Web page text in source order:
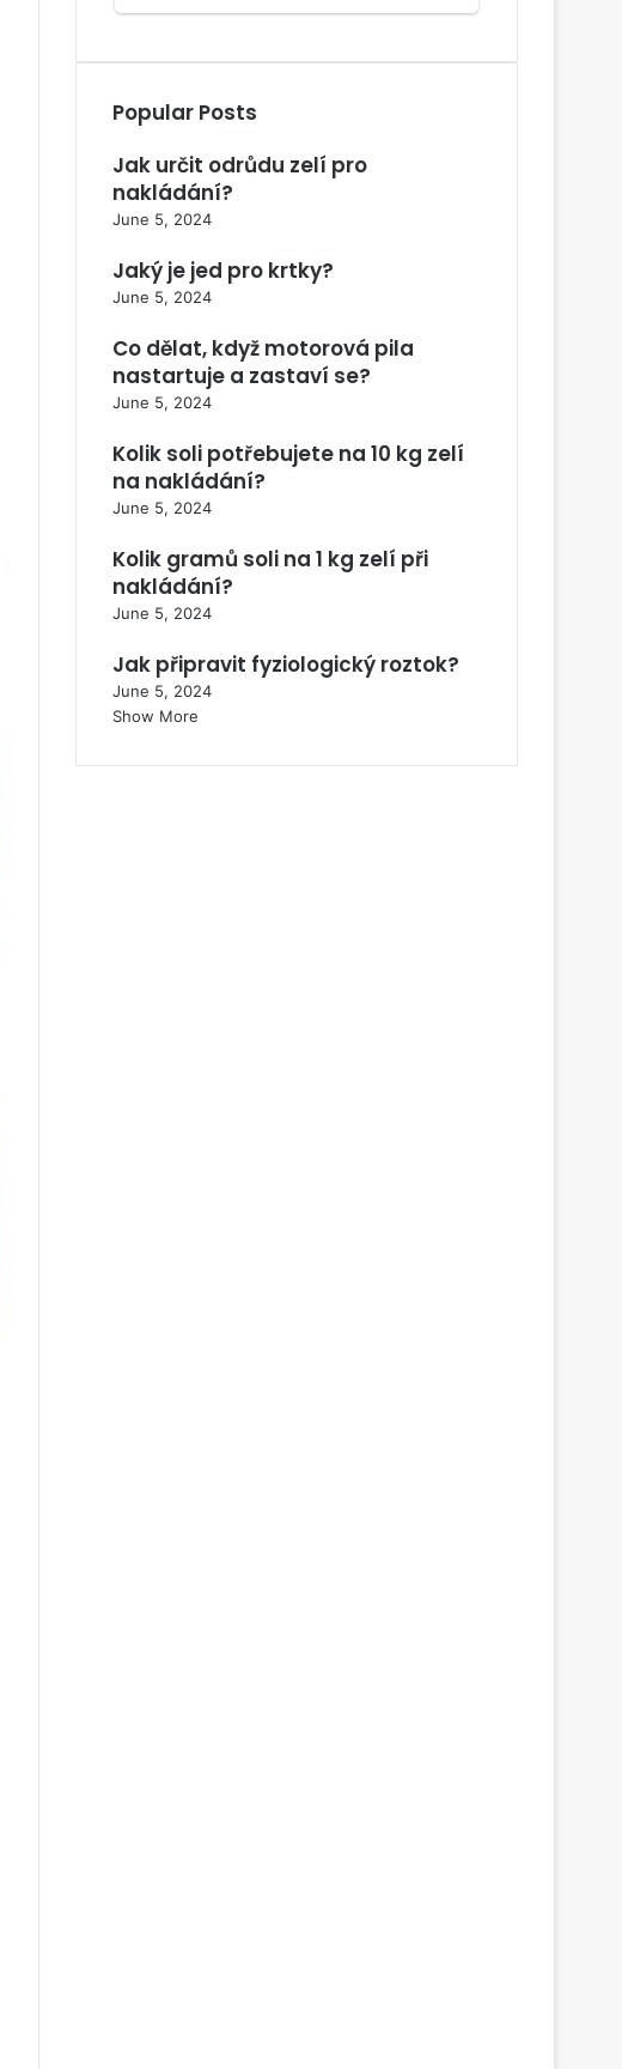
Popular Posts
Jak určit odrůdu zelí pro
nakládání?
June 5, 2024
Jaký je jed pro krtky?
June 5, 2024
Co dělat, když motorová pila
nastartuje a zastaví se?
June 5, 2024
Kolik soli potřebujete na 10 kg zelí
na nakládání?
June 5, 2024
Kolik gramů soli na 1 kg zelí při
nakládání?
June 5, 2024
Jak připravit fyziologický roztok?
June 5, 2024
Show More